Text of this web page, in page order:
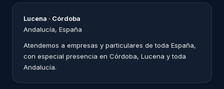
Lucena · Córdoba
Andalucía, España
Atendemos a empresas y particulares de toda España,
con especial presencia en Córdoba, Lucena y toda
Andalucía.